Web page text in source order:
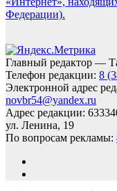
Федерации).
Главный редактор —
Телефон редакции: 8
Электронной адрес
novbr54@yandex.ru
Адрес редакции:
ул. Ленина, 19
По вопросам рекламы: